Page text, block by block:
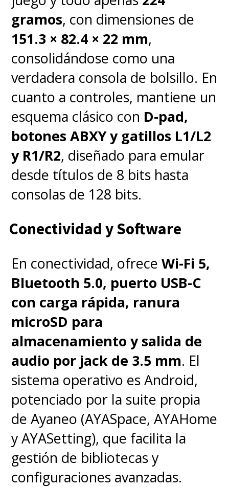
gramos, con dimensiones de
151.3 × 82.4 × 22 mm,
consolidándose como una
verdadera consola de bolsillo. En
cuanto a controles, mantiene un
esquema clásico con D-pad,
botones ABXY y gatillos L1/L2
y R1/R2, diseñado para emular
desde títulos de 8 bits hasta
consolas de 128 bits.
Conectividad y Software
En conectividad, ofreceWi-Fi 5,
Bluetooth 5.0, puerto USB-C
con carga rápida, ranura
microSD para
almacenamiento y salida de
audio por jack de 3.5 mm. El
sistema operativo es Android,
potenciado por la suite propia
de Ayaneo (AYASpace, AYAHome
y AYASetting), que facilita la
gestión de bibliotecas y
configuraciones avanzadas.